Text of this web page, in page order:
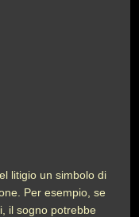
litigio un simbolo di
Per esempio, se
il sogno potrebbe